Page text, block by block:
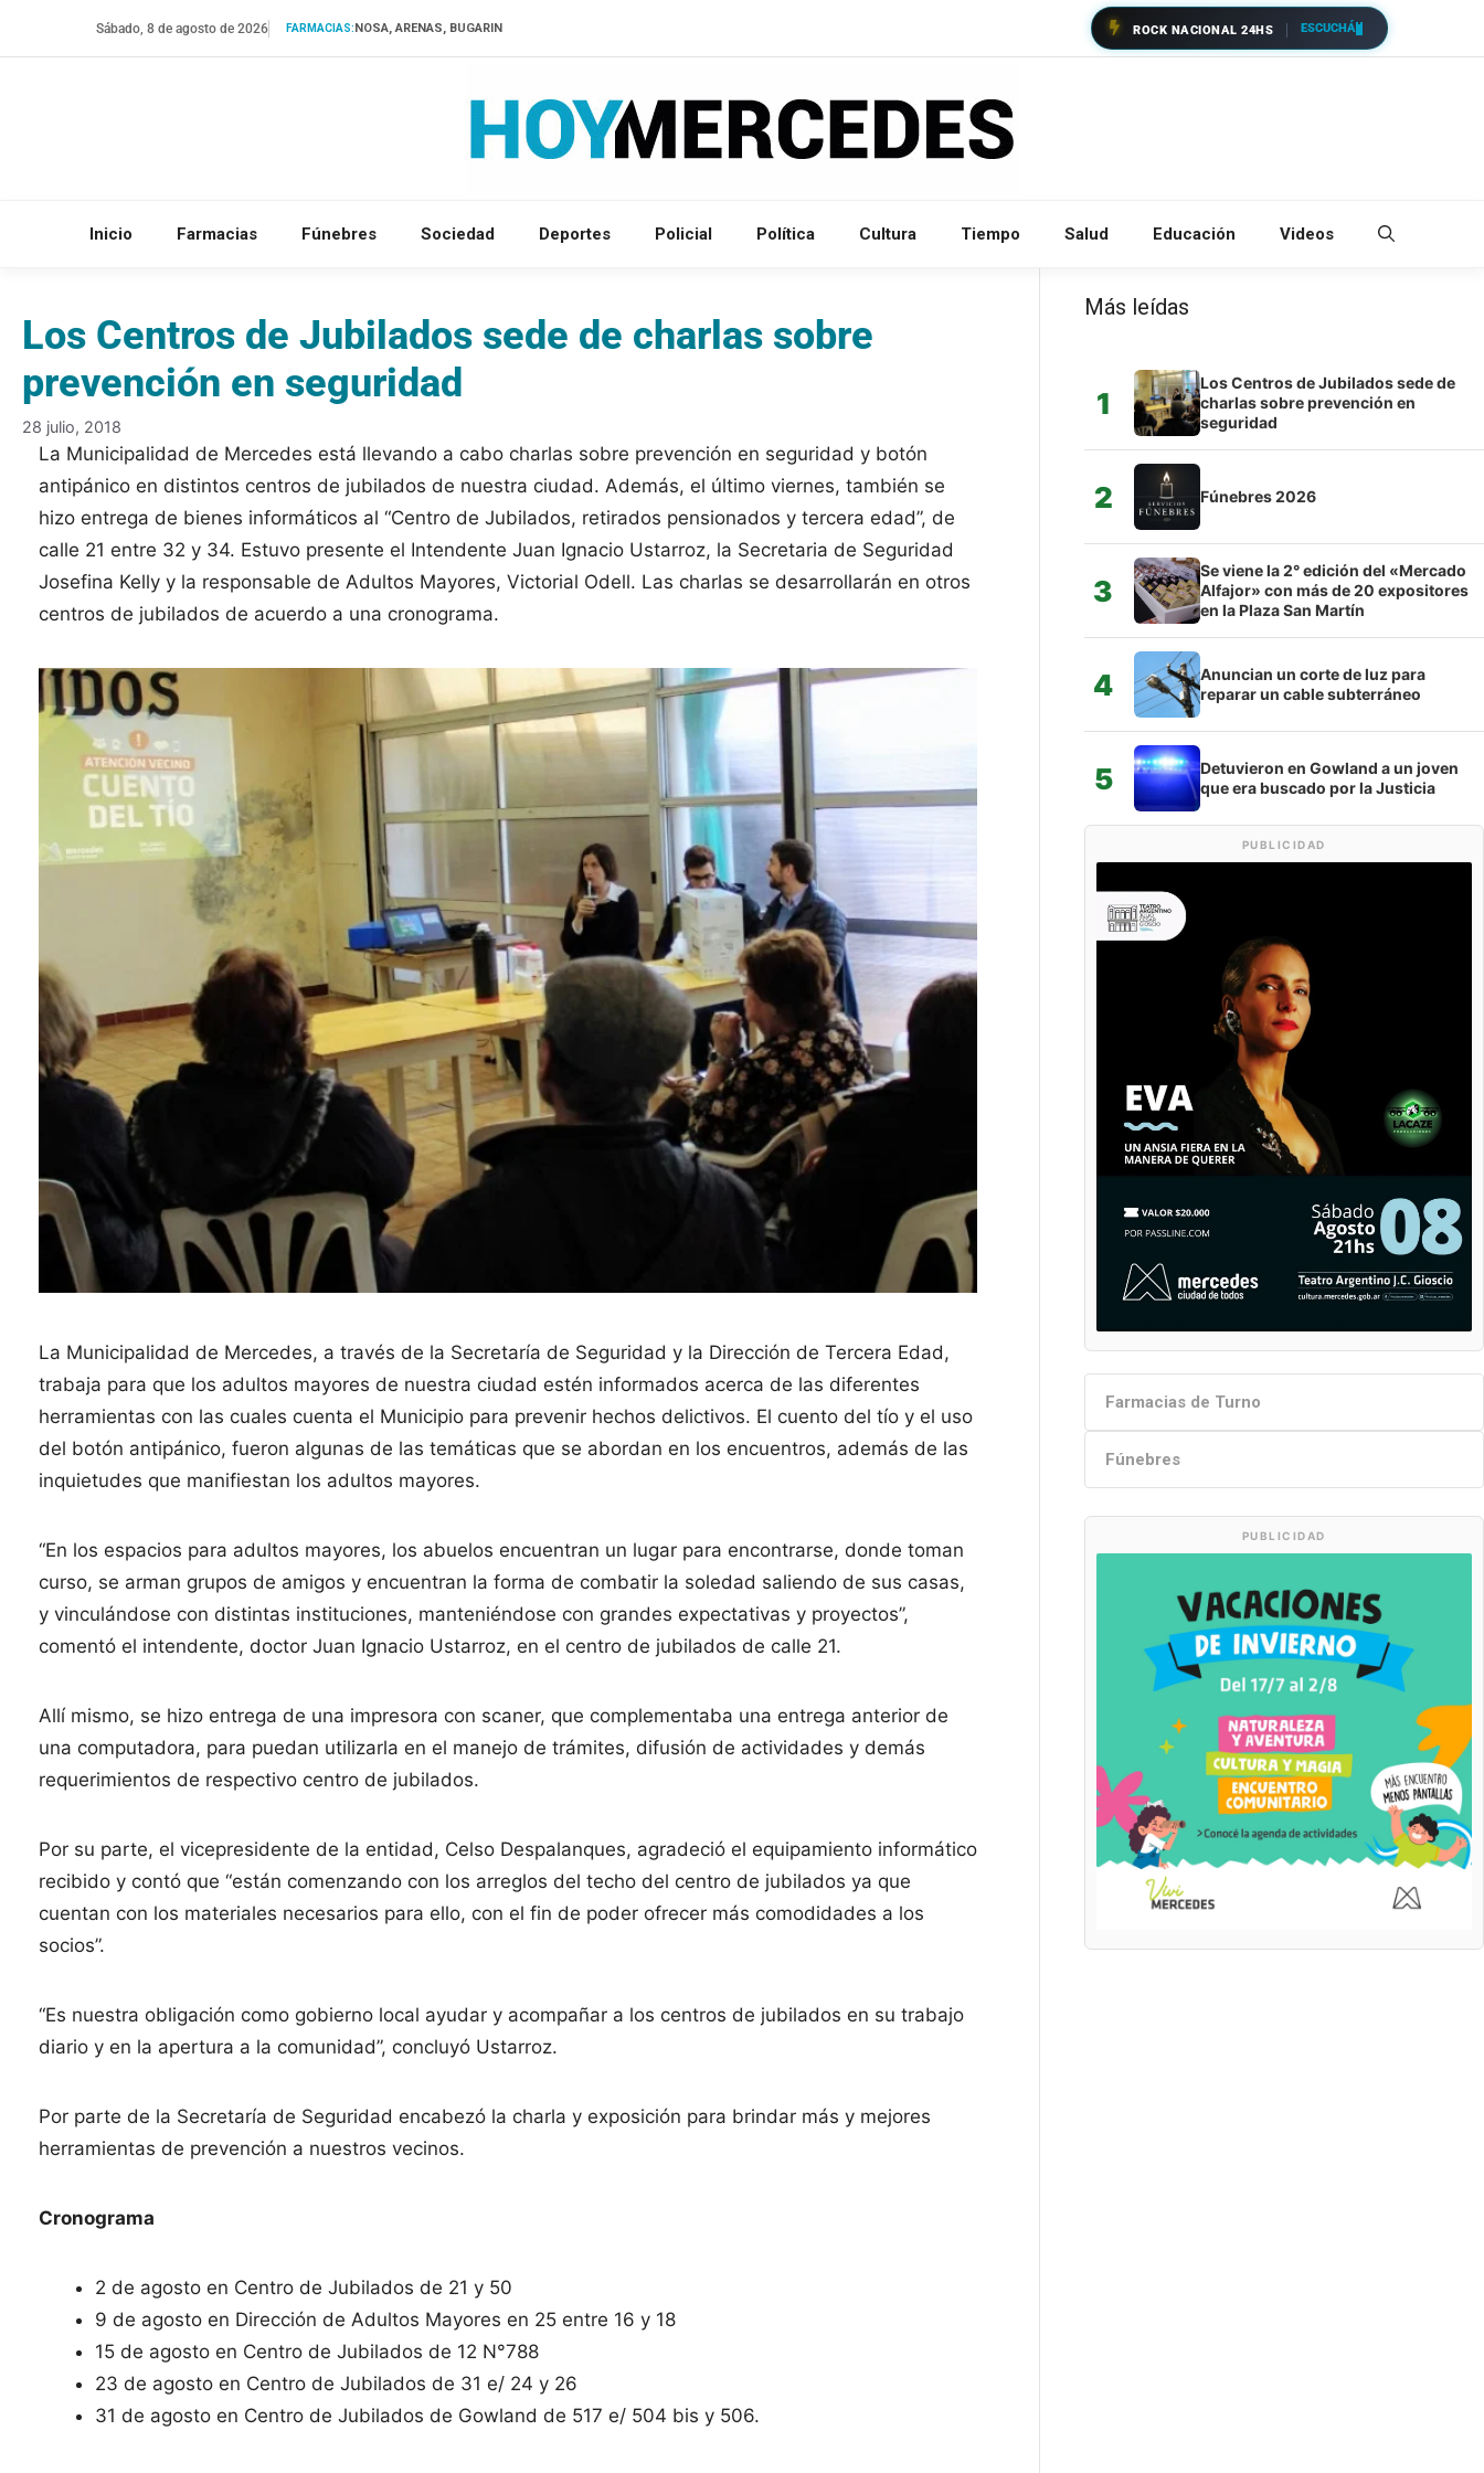
Sábado, 8 de agosto de 2026 FARMACIAS:NOSA, ARENAS, BUGARIN ROCK NACIONAL 24HS ESCUCHÁ
Inicio Farmacias Fúnebres Sociedad Deportes Policial Política Cultura Tiempo Salud Educación Videos
Los Centros de Jubilados sede de charlas sobre
prevención en seguridad
28 julio, 2018
La Municipalidad de Mercedes está llevando a cabo charlas sobre prevención en seguridad y botón
antipánico en distintos centros de jubilados de nuestra ciudad. Además, el último viernes, también se
hizo entrega de bienes informáticos al “Centro de Jubilados, retirados pensionados y tercera edad”, de
calle 21 entre 32 y 34. Estuvo presente el Intendente Juan Ignacio Ustarroz, la Secretaria de Seguridad
Josefina Kelly y la responsable de Adultos Mayores, Victorial Odell. Las charlas se desarrollarán en otros
centros de jubilados de acuerdo a una cronograma.
La Municipalidad de Mercedes, a través de la Secretaría de Seguridad y la Dirección de Tercera Edad,
trabaja para que los adultos mayores de nuestra ciudad estén informados acerca de las diferentes
herramientas con las cuales cuenta el Municipio para prevenir hechos delictivos. El cuento del tío y el uso
del botón antipánico, fueron algunas de las temáticas que se abordan en los encuentros, además de las
inquietudes que manifiestan los adultos mayores.
“En los espacios para adultos mayores, los abuelos encuentran un lugar para encontrarse, donde toman
curso, se arman grupos de amigos y encuentran la forma de combatir la soledad saliendo de sus casas,
y vinculándose con distintas instituciones, manteniéndose con grandes expectativas y proyectos”,
comentó el intendente, doctor Juan Ignacio Ustarroz, en el centro de jubilados de calle 21.
Allí mismo, se hizo entrega de una impresora con scaner, que complementaba una entrega anterior de
una computadora, para puedan utilizarla en el manejo de trámites, difusión de actividades y demás
requerimientos de respectivo centro de jubilados.
Por su parte, el vicepresidente de la entidad, Celso Despalanques, agradeció el equipamiento informático
recibido y contó que “están comenzando con los arreglos del techo del centro de jubilados ya que
cuentan con los materiales necesarios para ello, con el fin de poder ofrecer más comodidades a los
socios”.
“Es nuestra obligación como gobierno local ayudar y acompañar a los centros de jubilados en su trabajo
diario y en la apertura a la comunidad”, concluyó Ustarroz.
Por parte de la Secretaría de Seguridad encabezó la charla y exposición para brindar más y mejores
herramientas de prevención a nuestros vecinos.
Cronograma
2 de agosto en Centro de Jubilados de 21 y 50
9 de agosto en Dirección de Adultos Mayores en 25 entre 16 y 18
15 de agosto en Centro de Jubilados de 12 N°788
23 de agosto en Centro de Jubilados de 31 e/ 24 y 26
31 de agosto en Centro de Jubilados de Gowland de 517 e/ 504 bis y 506.
Más leídas
1
Los Centros de Jubilados sede de
charlas sobre prevención en
seguridad
2 Fúnebres 2026
3
Se viene la 2° edición del «Mercado
Alfajor» con más de 20 expositores
en la Plaza San Martín
4
Anuncian un corte de luz para
reparar un cable subterráneo
5
Detuvieron en Gowland a un joven
que era buscado por la Justicia
PUBLICIDAD
Farmacias de Turno
Fúnebres
PUBLICIDAD